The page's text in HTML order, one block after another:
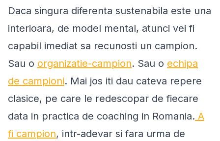
Daca singura diferenta sustenabila este una
interioara, de model mental, atunci vei fi
capabil imediat sa recunosti un campion.
Sau o organizatie-campion. Sau o echipa
de campioni. Mai jos iti dau cateva repere
clasice, pe care le redescopar de fiecare
data in practica de coaching in Romania. A
fi campion, intr-adevar si fara urma de